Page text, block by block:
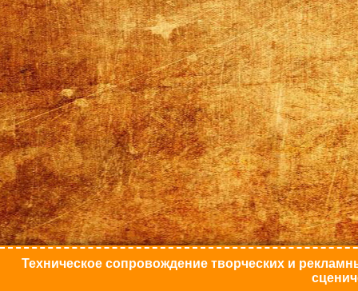
Техническое сопровождение творческих и